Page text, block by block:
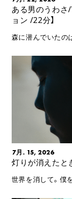
ある男のうわさ
ョン /22分】
森に潜んでいたの
7月. 15, 2026
灯りが消えたと
世界を消して。僕